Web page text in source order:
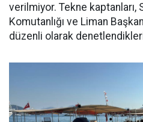
verilmiyor. Tekne kaptanları,
Komutanlığı ve Liman
düzenli olarak